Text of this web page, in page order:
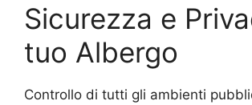
Sicurezza e
tuo Albergo
Controllo di tutti gli ambienti